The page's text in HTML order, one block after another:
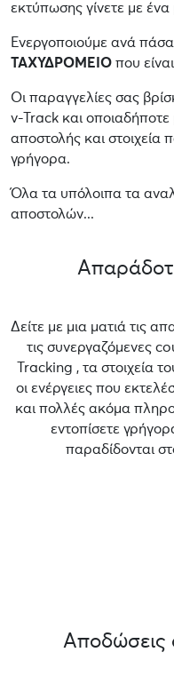
εκτύπωσης γίνετε με
Ενεργοποιούμε ανά πάσα
ΤΑΧΥΔΡΟΜΕΙΟ που
Οι παραγγελίες σας
v-Track και
αποστολής και στοιχεία
γρήγορα.
Όλα τα υπόλοιπα τα
αποστολών...
Δείτε με μια ματιά τις
τις συνεργαζόμενες
Tracking , τα στοιχεία
οι ενέργειες που
και πολλές ακόμα
εντοπίσετε
παραδίδονται
Αποδώσεις